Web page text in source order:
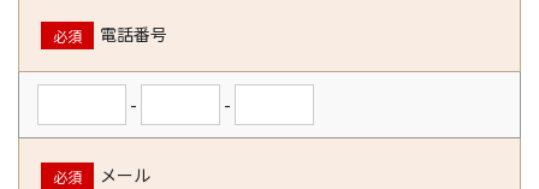
必須 電話番号
- -
必須 メール